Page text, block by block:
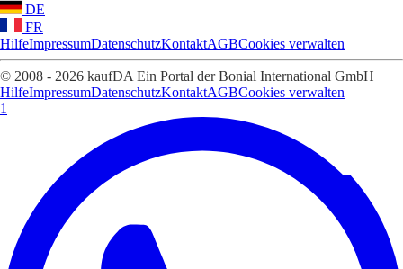
DE
FR
HilfeImpressumDatenschutzKontaktAGBCookies verwalten
© 2008 - 2026 kaufDA Ein Portal der Bonial International GmbH
HilfeImpressumDatenschutzKontaktAGBCookies verwalten
1